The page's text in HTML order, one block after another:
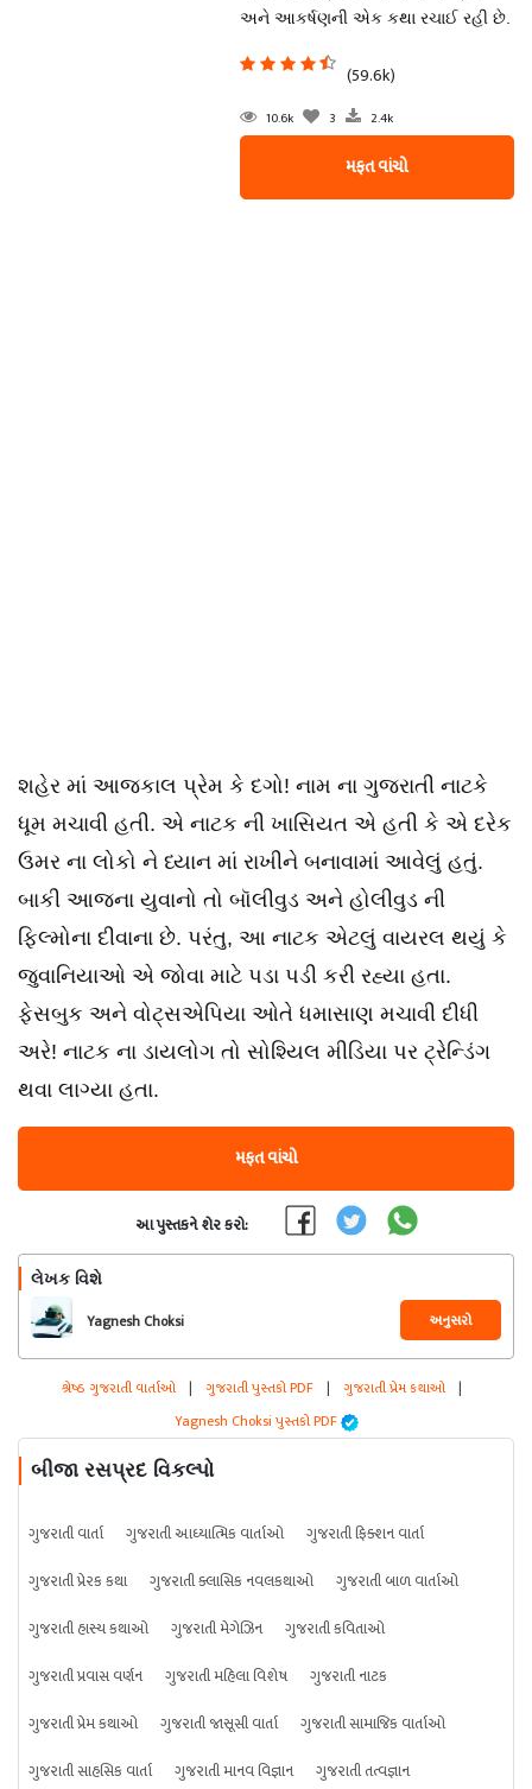
અને આકર્ષણની એક કથા રચાઈ રહી છે.
(59.6k)
10.6k 3 2.4k
મફત વાંચો
શહેર માં આજકાલ પ્રેમ કે દગો! નામ ના ગુજરાતી નાટકે
ધૂમ મચાવી હતી. એ નાટક ની ખાસિયત એ હતી કે એ દરેક
ઉમર ના લોકો ને ધ્યાન માં રાખીને બનાવામાં આવેલું હતું.
બાકી આજના યુવાનો તો બૉલીવુડ અને હોલીવુડ ની
ફિલ્મોના દીવાના છે. પરંતુ, આ નાટક એટલું વાયરલ થયું કે
જુવાનિયાઓ એ જોવા માટે પડા પડી કરી રહ્યા હતા.
ફેસબુક અને વોટ્સએપિયા ઓતે ધમાસાણ મચાવી દીધી
અરે! નાટક ના ડાયલોગ તો સોશ્યિલ મીડિયા પર ટ્રેન્ડિંગ
થવા લાગ્યા હતા.
મફત વાંચો
આ પુસ્તકને શેર કરો:
લેખક વિશે
Yagnesh Choksi અનુસરો
શ્રેષ્ઠ ગુજરાતી વાર્તાઓ | ગુજરાતી પુસ્તકો PDF | ગુજરાતી પ્રેમ કથાઓ |
Yagnesh Choksi પુસ્તકો PDF
બીજા રસપ્રદ વિકલ્પો
ગુજરાતી વાર્તા ગુજરાતી આધ્યાત્મિક વાર્તાઓ
ગુજરાતી ફિક્શન વાર્તા
ગુજરાતી પ્રેરક કથા
ગુજરાતી ક્લાસિક નવલકથાઓ
ગુજરાતી બાળ વાર્તાઓ
ગુજરાતી હાસ્ય કથાઓ
ગુજરાતી મેગેઝિન
ગુજરાતી કવિતાઓ
ગુજરાતી પ્રવાસ વર્ણન
ગુજરાતી મહિલા વિશેષ
ગુજરાતી નાટક
ગુજરાતી પ્રેમ કથાઓ
ગુજરાતી જાસૂસી વાર્તા
ગુજરાતી સામાજિક વાર્તાઓ
ગુજરાતી સાહસિક વાર્તા
ગુજરાતી માનવ વિજ્ઞાન ગુજરાતી તત્વજ્ઞાન